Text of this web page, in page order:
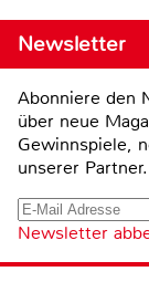
Newsletter
Abonniere den
über neue
Gewinnspiele,
unserer Partner.
Newsletter